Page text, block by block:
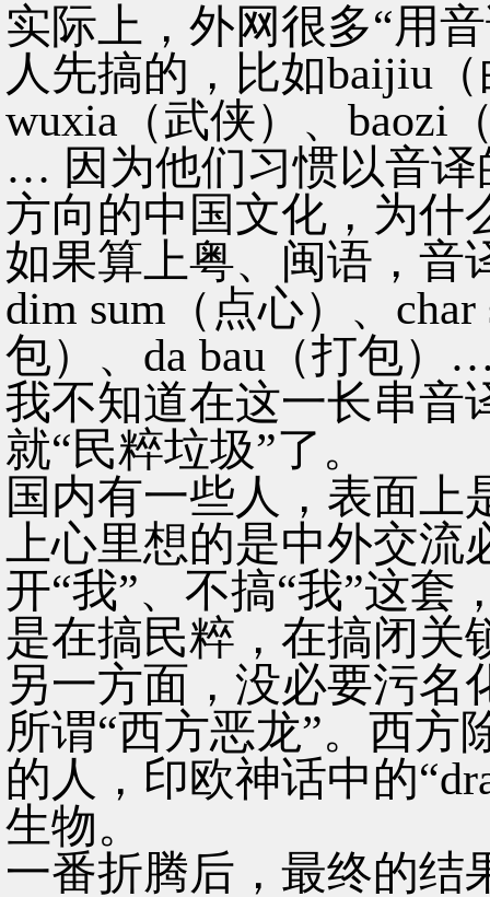
实际上，外网很多“用
人先搞的，比如baijiu
wuxia（武侠）、baozi
… 因为他们习惯以音译
方向的中国文化，为什
如果算上粤、闽语，音
dim sum（点心）、
包）、da bau（打包）
我不知道在这一长串音
就“民粹垃圾”了。
国内有一些人，表面上
上心里想的是中外交
开“我”、不搞“我”这套
是在搞民粹，在搞闭关
另一方面，没必要污名
所谓“西方恶龙”。西方
的人，印欧神话中的
生物。
一番折腾后，最终的结